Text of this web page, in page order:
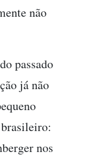
não
passado
já não
nos